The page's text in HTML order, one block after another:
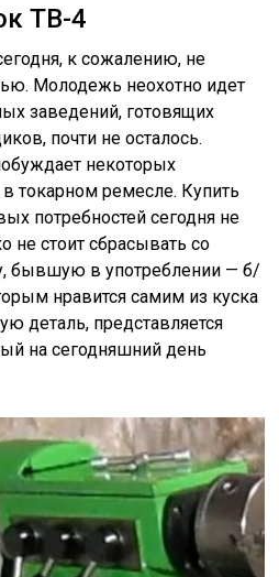
ТВ-4
к сожалению, не
Молодежь неохотно идет
заведений, готовящих
почти не осталось.
некоторых
токарном ремесле. Купить
потребностей сегодня не
не стоит сбрасывать со
бывшую в употреблении — б/
нравится самим из куска
деталь, представляется
на сегодняшний день